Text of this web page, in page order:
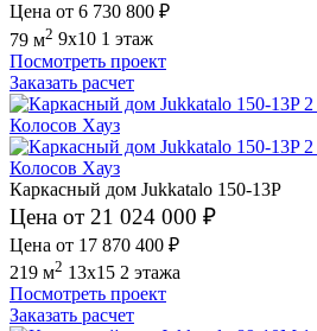
Цена от 6 730 800 ₽
79 м2 9x10 1 этаж
Посмотреть проект
Заказать расчет
Каркасный дом Jukkatalo 150-13P
Цена от 21 024 000 ₽
Цена от 17 870 400 ₽
219 м2 13x15 2 этажа
Посмотреть проект
Заказать расчет